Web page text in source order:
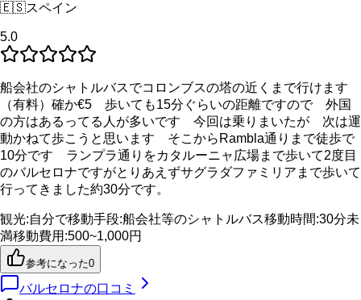
🇪🇸スペイン
5.0
船会社のシャトルバスでコロンブスの塔の近くまで行けます
（有料）確か€5 歩いても15分ぐらいの距離ですので 外国
の方はあるってる人が多いです 今回は乗りまいたが 次は運
動かねて歩こうと思います そこからRambla通りまで徒歩で
10分です ランプラ通りをカタルーニャ広場まで歩いて2度目
のバルセロナですがとりあえずサグラダファミリアまで歩いて
行ってきました約30分です。
観光:自分で移動手段:船会社等のシャトルバス移動時間:30分未
満移動費用 :500~1,000円
参考になった0
バルセロナの口コミ